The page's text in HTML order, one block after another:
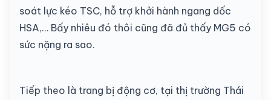
soát lực kéo TSC, hỗ trợ khởi hành ngang dốc
HSA,… Bấy nhiêu đó thôi cũng đã đủ thấy MG5 có
sức nặng ra sao.
Tiếp theo là trang bị động cơ, tại thị trường Thái